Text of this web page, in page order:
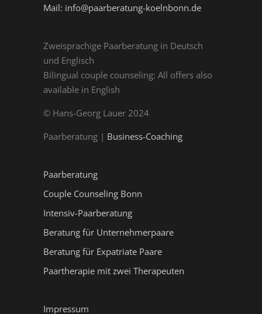
Mail: info@paarberatung-koelnbonn.de
Zweisprachige Paarberatung in Deutsch
und Englisch
Bilingual couple counseling: All offers also
available in English
© Hans-Georg Lauer 2024
Paarberatung | Business-Coaching
Paarberatung
Couple Counseling Bonn
Intensiv-Paarberatung
Beratung für Unternehmerpaare
Beratung für Expatriate Paare
Paartherapie mit zwei Therapeuten
Impressum